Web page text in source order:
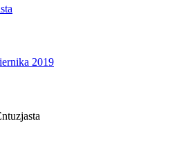
2019